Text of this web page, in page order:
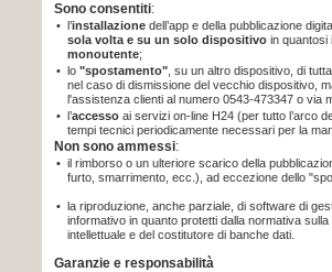
Sono consentiti:
• l’installazione dell’app e della pubblicazione
sola volta e su un solo dispositivo in quantosi
monoutente;
• lo "spostamento" , su un altro dispositivo, di
nel caso di dismissione del vecchio dispositivo,
l'assistenza clienti al numero 0543-473347 o via
• l’accesso ai servizi on-line H24 (per tutto l’arco
tempi tecnici periodicamente necessari per la
Non sono ammessi:
• il rimborso o un ulteriore scarico della
furto, smarrimento, ecc.), ad eccezione dello
• la riproduzione, anche parziale, di software di
informativo in quanto protetti dalla normativa
intellettuale e del costitutore di banche dati.
Garanzie e responsabilità